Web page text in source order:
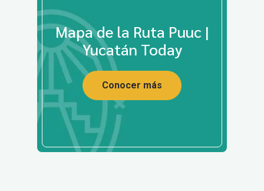
Mapa de la Ruta Puuc |
Yucatán Today
Conocer más